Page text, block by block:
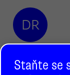
DR
Staňte se